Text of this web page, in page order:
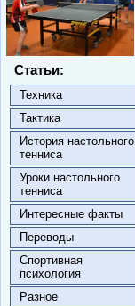
Статьи:
Техника
Тактика
История настольного
тенниса
Уроки настольного
тенниса
Интересные факты
Переводы
Спортивная
психология
Разное